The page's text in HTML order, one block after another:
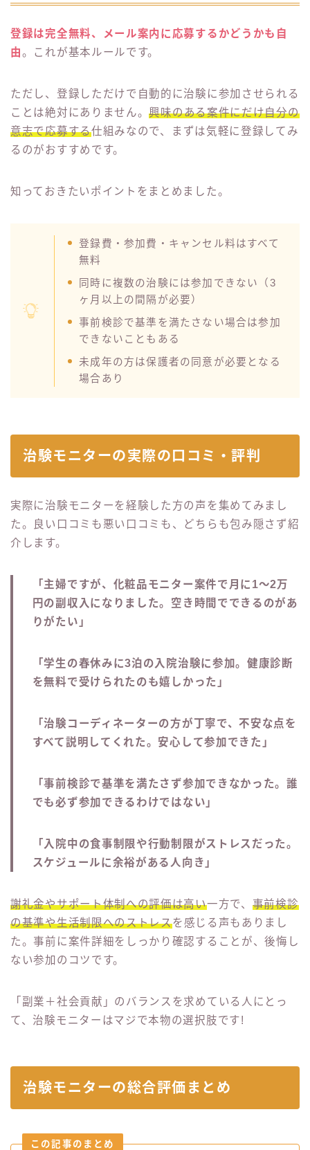
登録は完全無料、メール案内に応募するかどうかも自
由。これが基本ルールです。
ただし、登録しただけで自動的に治験に参加させられる
ことは絶対にありません。興味のある案件にだけ自分の
意志で応募する仕組みなので、まずは気軽に登録してみ
るのがおすすめです。
知っておきたいポイントをまとめました。
登録費・参加費・キャンセル料はすべて
無料
同時に複数の治験には参加できない（3
ヶ月以上の間隔が必要）
事前検診で基準を満たさない場合は参加
できないこともある
未成年の方は保護者の同意が必要となる
場合あり
治験モニターの実際の口コミ・評判
実際に治験モニターを経験した方の声を集めてみまし
た。良い口コミも悪い口コミも、どちらも包み隠さず紹
介します。
「主婦ですが、化粧品モニター案件で月に1〜2万
円の副収入になりました。空き時間でできるのがあ
りがたい」
「学生の春休みに3泊の入院治験に参加。健康診断
を無料で受けられたのも嬉しかった」
「治験コーディネーターの方が丁寧で、不安な点を
すべて説明してくれた。安心して参加できた」
「事前検診で基準を満たさず参加できなかった。誰
でも必ず参加できるわけではない」
「入院中の食事制限や行動制限がストレスだった。
スケジュールに余裕がある人向き」
謝礼金やサポート体制への評価は高い一方で、 事前検診
の基準や生活制限へのストレスを感じる声もありまし
た。事前に案件詳細をしっかり確認することが、後悔し
ない参加のコツです。
「副業＋社会貢献」のバランスを求めている人にとっ
て、治験モニターはマジで本物の選択肢です!
治験モニターの総合評価まとめ
この記事のまとめ